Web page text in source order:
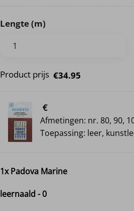
Lengte (m)
Product prijs €34.95
€
Afmetingen: nr. 80, 90,
Toepassing: leer,
1xPadova Marine
leernaald -0